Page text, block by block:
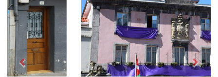
Previous Next